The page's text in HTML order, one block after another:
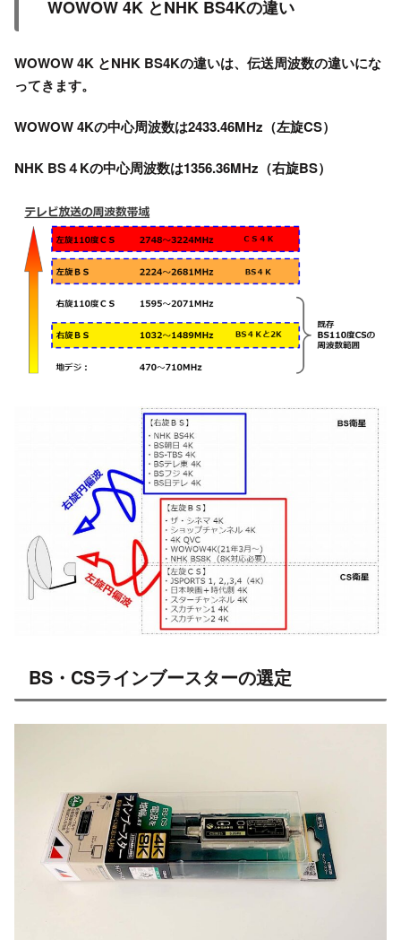
WOWOW 4K とNHK BS4Kの違い
WOWOW 4K とNHK BS4Kの違いは、伝送周波数の違いにな
ってきます。
WOWOW 4Kの中心周波数は2433.46MHz （左旋CS）
NHK BS４Kの中心周波数は1356.36MHz （右旋BS）
BS・CSラインブースターの選定